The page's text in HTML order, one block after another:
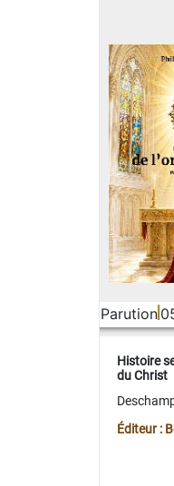
Parution
Histoire
du Christ
Éditeur :